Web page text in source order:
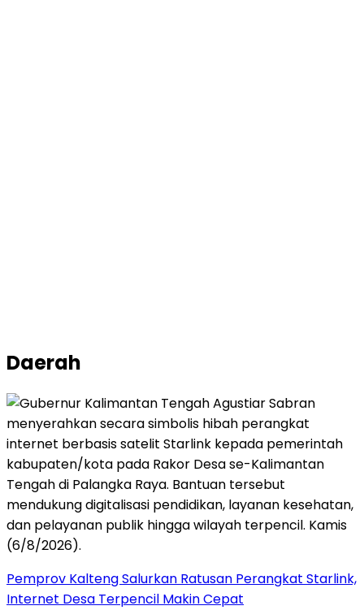
Daerah
Pemprov Kalteng Salurkan Ratusan Perangkat Starlink,
Internet Desa Terpencil Makin Cepat